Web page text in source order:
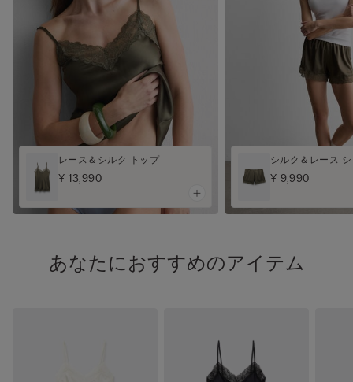
レース＆シルク トップ
¥ 13,990
シルク＆レース
¥ 9,990
あなたにおすすめのアイテム